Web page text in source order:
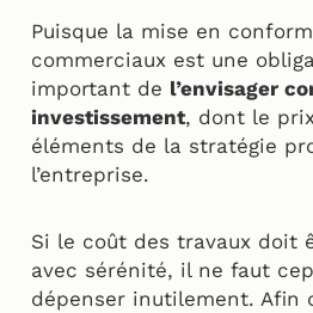
Puisque la mise en
commerciaux est une
important de l’envisager
investissement, dont le
éléments de la stratégie
l’entreprise.
Si le coût des travaux doit
avec sérénité, il ne faut
dépenser inutilement. Afin